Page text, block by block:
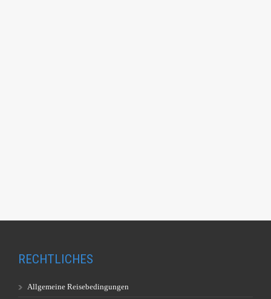
RECHTLICHES
Allgemeine Reisebedingungen